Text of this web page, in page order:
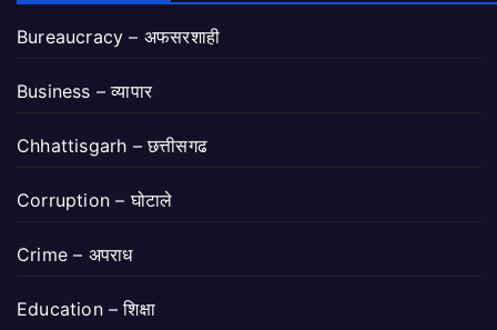
Bureaucracy – अफसरशाही
Business – व्यापार
Chhattisgarh – छत्तीसगढ
Corruption – घोटाले
Crime – अपराध
Education – शिक्षा